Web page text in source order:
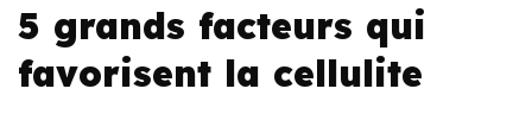
5 grands facteurs qui
favorisent la cellulite